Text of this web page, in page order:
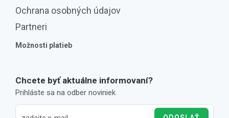
Ochrana osobných údajov
Partneri
Možnosti platieb
Chcete byť aktuálne informovaní?
Prihláste sa na odber noviniek